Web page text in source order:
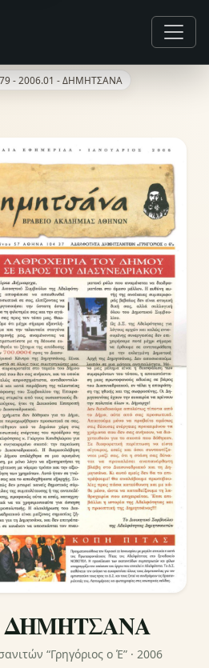
- 2006.01 - ΔΗΜΗΤΣΑΝΑ
- ΔΗΜΗΤΣΑΝΑ
“Γρηγόριος ο Έ” · 2006